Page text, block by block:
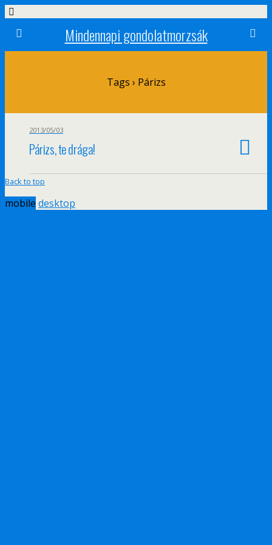
Mindennapi gondolatmorzsák
Tags › Párizs
2013/05/03
Párizs, te drága!
Back to top
mobile desktop